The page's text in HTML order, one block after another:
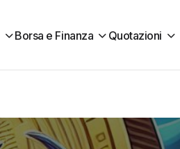
Borsa e Finanza Quotazioni